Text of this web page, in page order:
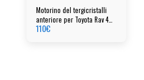
Motorino del tergicristalli
anteriore per Toyota Rav 4
Mk3 cod: 8511042150
110€